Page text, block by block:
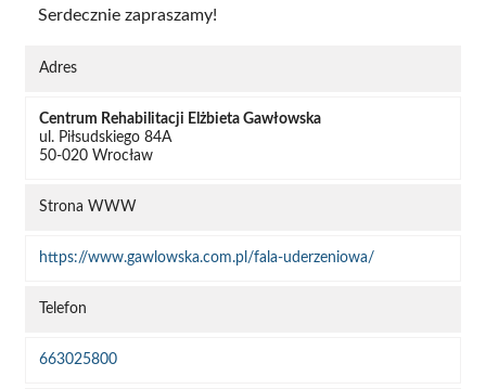
Serdecznie zapraszamy!
Adres
Centrum Rehabilitacji Elżbieta Gawłowska
ul. Piłsudskiego 84A
50-020 Wrocław
Strona WWW
https://www.gawlowska.com.pl/fala-uderzeniowa/
Telefon
663025800